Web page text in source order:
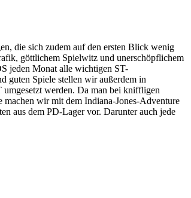
die sich zudem auf den ersten Blick wenig
göttlichem Spielwitz und unerschöpflichem
jeden Monat alle wichtigen ST-
guten Spiele stellen wir außerdem in
umgesetzt werden. Da man bei kniffligen
machen wir mit dem Indiana-Jones-Adventure
aus dem PD-Lager vor. Darunter auch jede